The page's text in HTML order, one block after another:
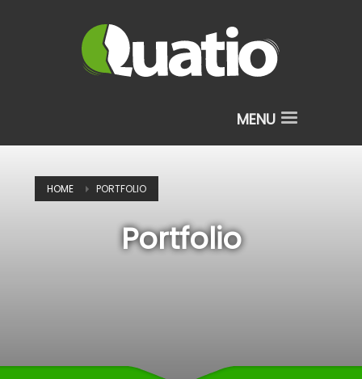
HOME PORTFOLIO
Portfolio